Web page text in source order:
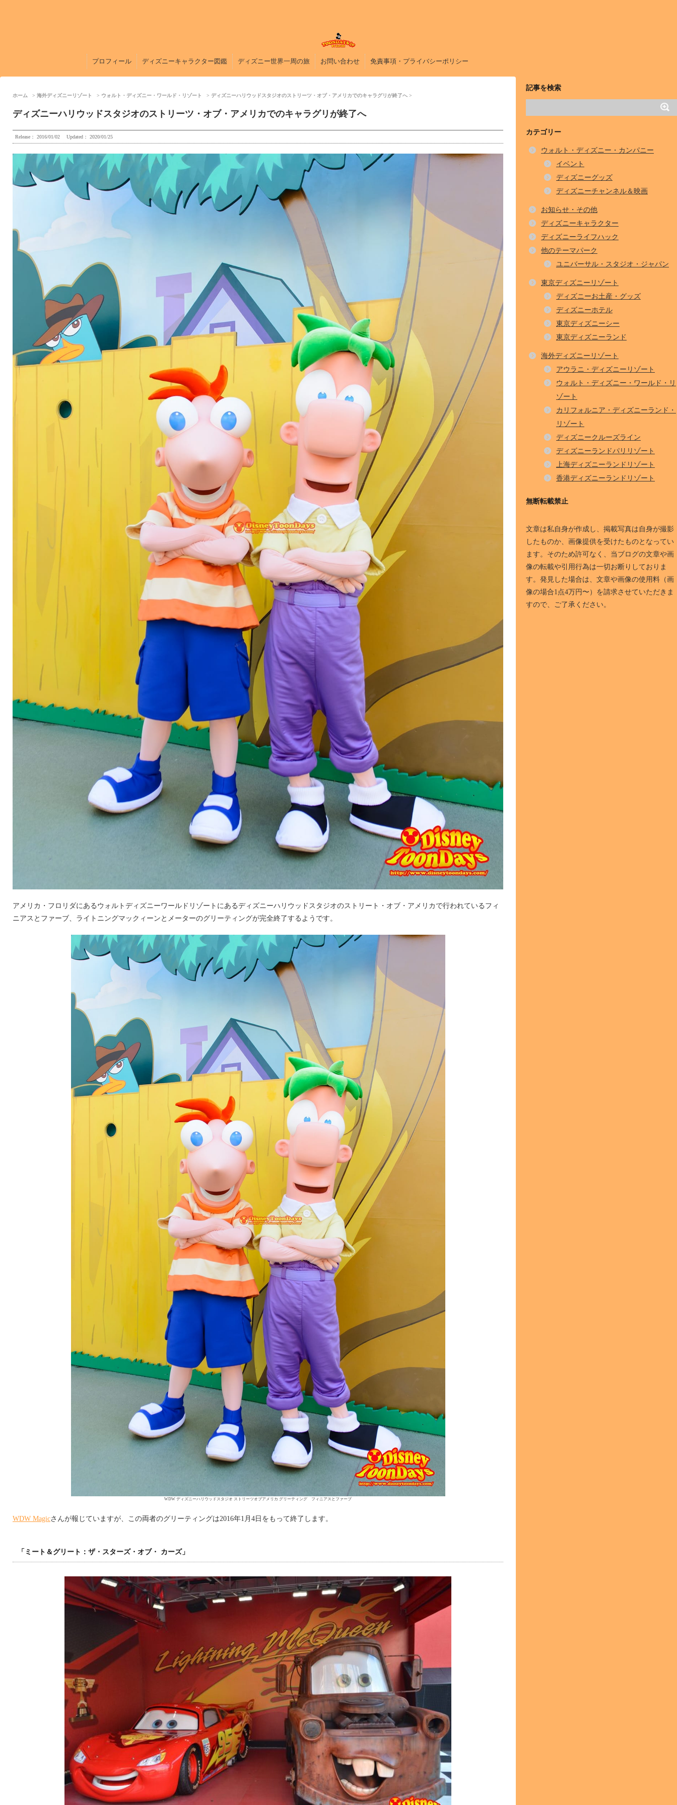
プロフィール ディズニーキャラクター図鑑 ディズニー世界一周の旅 お問い合わせ 免責事項・プライバシーポリシー
ホーム 海外ディズニーリゾート ウォルト・ディズニー・ワールド・リゾート ディズニーハリウッドスタジオのストリーツ・オブ・アメリカでのキャラグリが終了へ
ディズニーハリウッドスタジオのストリーツ・オブ・アメリカでのキャラグリが終了へ
Release： 2016/01/02 Updated： 2020/01/25
アメリカ・フロリダにあるウォルトディズニーワールドリゾートにあるディズニーハリウッドスタジオのストリート・オブ・アメリカで行われているフィ
ニアスとファーブ、ライトニングマックィーンとメーターのグリーティングが完全終了するようです。
WDW ディズニーハリウッドスタジオ ストリーツオブアメリカ グリーティング フィニアスとファーブ
WDW Magicさんが報じていますが、この両者のグリーティングは2016年1月4日をもって終了します。
「ミート＆グリート：ザ・スターズ・オブ・ カーズ」
記事を検索
カテゴリー
ウォルト・ディズニー・カンパニー
イベント
ディズニーグッズ
ディズニーチャンネル＆映画
お知らせ・その他
ディズニーキャラクター
ディズニーライフハック
他のテーマパーク
ユニバーサル・スタジオ・ジャパン
東京ディズニーリゾート
ディズニーお土産・グッズ
ディズニーホテル
東京ディズニーシー
東京ディズニーランド
海外ディズニーリゾート
アウラニ・ディズニーリゾート
ウォルト・ディズニー・ワールド・リ
ゾート
カリフォルニア・ディズニーランド・
リゾート
ディズニークルーズライン
ディズニーランドパリリゾート
上海ディズニーランドリゾート
香港ディズニーランドリゾート
無断転載禁止
文章は私自身が作成し、掲載写真は自身が撮影
したものか、画像提供を受けたものとなってい
ます。そのため許可なく、当ブログの文章や画
像の転載や引用行為は一切お断りしておりま
す。発見した場合は、文章や画像の使用料（画
像の場合1点4万円〜）を請求させていただきま
すので、ご了承ください。